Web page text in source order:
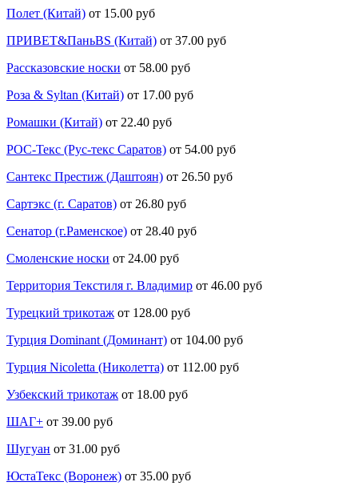
Полет (Китай) от 15.00 руб
ПРИВЕТ&ПаньBS (Китай) от 37.00 руб
Рассказовские носки от 58.00 руб
Роза & Syltan (Китай) от 17.00 руб
Ромашки (Китай) от 22.40 руб
РОС-Текс (Рус-текс Саратов) от 54.00 руб
Сантекс Престиж (Даштоян) от 26.50 руб
Сартэкс (г. Саратов) от 26.80 руб
Сенатор (г.Раменское) от 28.40 руб
Смоленские носки от 24.00 руб
Территория Текстиля г. Владимир от 46.00 руб
Турецкий трикотаж от 128.00 руб
Турция Dominant (Доминант) от 104.00 руб
Турция Nicoletta (Николетта) от 112.00 руб
Узбекский трикотаж от 18.00 руб
ШАГ+ от 39.00 руб
Шугуан от 31.00 руб
ЮстаТекс (Воронеж) от 35.00 руб